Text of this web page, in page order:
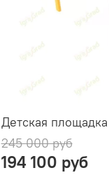
Детская
245 000 руб
194 100 руб